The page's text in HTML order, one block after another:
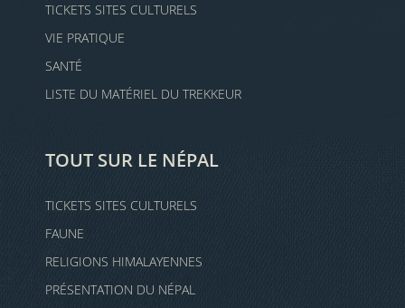
TICKETS SITES CULTURELS
VIE PRATIQUE
SANTÉ
LISTE DU MATÉRIEL DU TREKKEUR
TOUT SUR LE NÉPAL
TICKETS SITES CULTURELS
FAUNE
RELIGIONS HIMALAYENNES
PRÉSENTATION DU NÉPAL